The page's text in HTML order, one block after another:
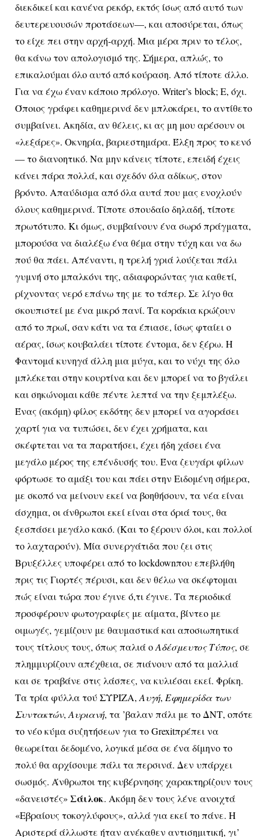
διεκδικεί και κανένα ρεκόρ, εκτός ίσως από αυτό των
δευτερευουσών προτάσεων—, και αποσύρεται, όπως
το είχε πει στην αρχή-αρχή. Μια μέρα πριν το τέλος,
θα κάνω τον απολογισμό της. Σήμερα, απλώς, το
επικαλούμαι όλο αυτό από κούραση. Από τίποτε άλλο.
Για να έχω έναν κάποιο πρόλογο. Writer’s block; Ε, όχι.
Όποιος γράφει καθημερινά δεν μπλοκάρει, το αντίθετο
συμβαίνει. Ακηδία, αν θέλεις, κι ας μη μου αρέσουν οι
«λεξάρες». Οκνηρία, βαριεστημάρα. Έλξη προς το κενό
— το διανοητικό. Να μην κάνεις τίποτε, επειδή έχεις
κάνει πάρα πολλά, και σχεδόν όλα αδίκως, στον
βρόντο. Απαύδισμα από όλα αυτά που μας ενοχλούν
όλους καθημερινά. Τίποτε σπουδαίο δηλαδή, τίποτε
πρωτότυπο. Κι όμως, συμβαίνουν ένα σωρό πράγματα,
μπορούσα να διαλέξω ένα θέμα στην τύχη και να δω
πού θα πάει. Απέναντι, η τρελή γριά λούζεται πάλι
γυμνή στο μπαλκόνι της, αδιαφορώντας για καθετί,
ρίχνοντας νερό επάνω της με το τάπερ. Σε λίγο θα
σκουπιστεί με ένα μικρό πανί. Τα κοράκια κρώζουν
από το πρωί, σαν κάτι να τα έπιασε, ίσως φταίει ο
αέρας, ίσως κουβαλάει τίποτε έντομα, δεν ξέρω. Η
Φαντομά κυνηγά άλλη μια μύγα, και το νύχι της όλο
μπλέκεται στην κουρτίνα και δεν μπορεί να το βγάλει
και σηκώνομαι κάθε πέντε λεπτά να την ξεμπλέξω.
Ένας (ακόμη) φίλος εκδότης δεν μπορεί να αγοράσει
χαρτί για να τυπώσει, δεν έχει χρήματα, και
σκέφτεται να τα παρατήσει, έχει ήδη χάσει ένα
μεγάλο μέρος της επένδυσής του. Ένα ζευγάρι φίλων
φόρτωσε το αμάξι του και πάει στην Ειδομένη σήμερα,
με σκοπό να μείνουν εκεί να βοηθήσουν, τα νέα είναι
άσχημα, οι άνθρωποι εκεί είναι στα όριά τους, θα
ξεσπάσει μεγάλο κακό. (Και το ξέρουν όλοι, και πολλοί
το λαχταρούν). Μία συνεργάτιδα που ζει στις
Βρυξέλλες υποφέρει από τοlockdownπου επεβλήθη
πρις τις Γιορτές πέρυσι, και δεν θέλω να σκέφτομαι
πώς είναι τώρα που έγινε ό,τι έγινε. Τα περιοδικά
προσφέρουν φωτογραφίες με αίματα, βίντεο με
οιμωγές, γεμίζουν με θαυμαστικά και αποσιωπητικά
τους τίτλους τους, όπως παλιά οΑδέσμευτος Τύπος, σε
πλημμυρίζουν απέχθεια, σε πιάνουν από τα μαλλιά
και σε τραβάνε στις λάσπες, να κυλιέσαι εκεί. Φρίκη.
Τα τρία φύλλα τού ΣΥΡΙΖΑ, Αυγή, Εφημερίδα των
Συντακτών, Αυριανή, τα ’βαλαν πάλι με το ΔΝΤ, οπότε
το νέο κύμα συζητήσεων για τοGrexitπρέπει να
θεωρείται δεδομένο, λογικά μέσα σε ένα δίμηνο το
πολύ θα αρχίσουμε πάλι τα περσινά. Δεν υπάρχει
σωσμός. Άνθρωποι της κυβέρνησης χαρακτηρίζουν τους
«δανειστές» Σάιλοκ. Ακόμη δεν τους λένε ανοιχτά
«Εβραίους τοκογλύφους», αλλά για εκεί το πάνε. Η
Αριστερά άλλωστε ήταν ανέκαθεν αντισημιτική, γι’